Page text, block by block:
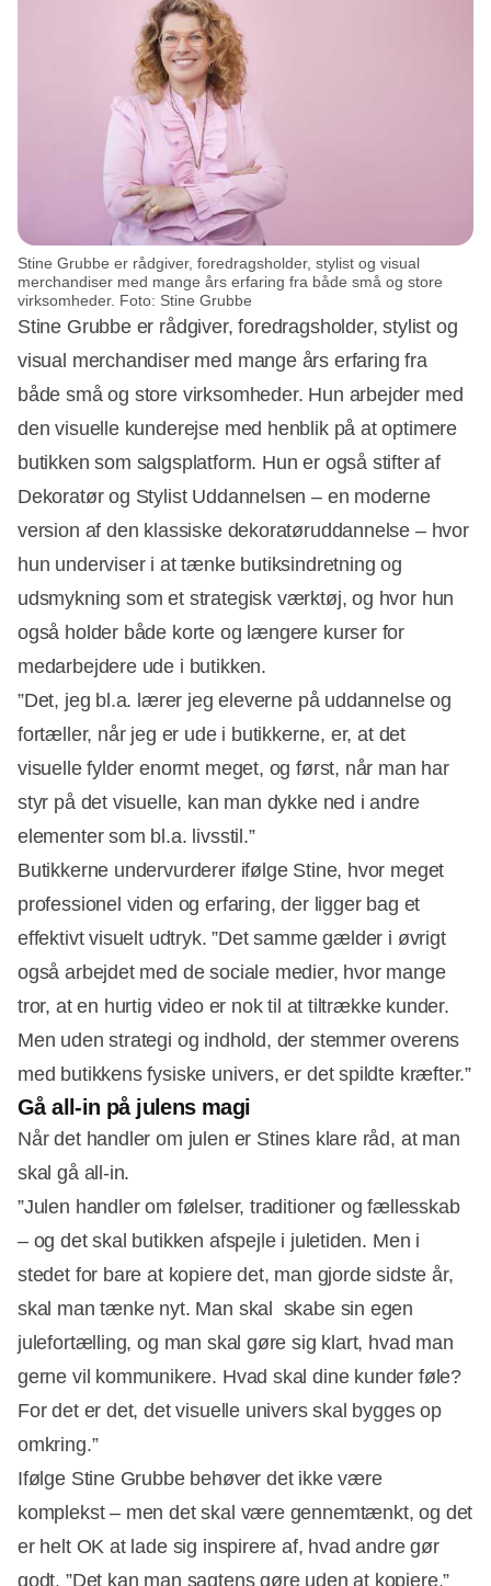
Stine Grubbe er rådgiver, foredragsholder, stylist og visual
merchandiser med mange års erfaring fra både små og store
virksomheder. Foto: Stine Grubbe
Stine Grubbe er rådgiver, foredragsholder, stylist og
visual merchandiser med mange års erfaring fra
både små og store virksomheder. Hun arbejder med
den visuelle kunderejse med henblik på at optimere
butikken som salgsplatform. Hun er også stifter af
Dekoratør og Stylist Uddannelsen – en moderne
version af den klassiske dekoratøruddannelse – hvor
hun underviser i at tænke butiksindretning og
udsmykning som et strategisk værktøj, og hvor hun
også holder både korte og længere kurser for
medarbejdere ude i butikken.
”Det, jeg bl.a. lærer jeg eleverne på uddannelse og
fortæller, når jeg er ude i butikkerne, er, at det
visuelle fylder enormt meget, og først, når man har
styr på det visuelle, kan man dykke ned i andre
elementer som bl.a. livsstil.”
Butikkerne undervurderer ifølge Stine, hvor meget
professionel viden og erfaring, der ligger bag et
effektivt visuelt udtryk. ”Det samme gælder i øvrigt
også arbejdet med de sociale medier, hvor mange
tror, at en hurtig video er nok til at tiltrække kunder.
Men uden strategi og indhold, der stemmer overens
med butikkens fysiske univers, er det spildte kræfter.”
Gå all-in på julens magi
Når det handler om julen er Stines klare råd, at man
skal gå all-in.
”Julen handler om følelser, traditioner og fællesskab
– og det skal butikken afspejle i juletiden. Men i
stedet for bare at kopiere det, man gjorde sidste år,
skal man tænke nyt. Man skal skabe sin egen
julefortælling, og man skal gøre sig klart, hvad man
gerne vil kommunikere. Hvad skal dine kunder føle?
For det er det, det visuelle univers skal bygges op
omkring.”
Ifølge Stine Grubbe behøver det ikke være
komplekst – men det skal være gennemtænkt, og det
er helt OK at lade sig inspirere af, hvad andre gør
godt. ”Det kan man sagtens gøre uden at kopiere,”